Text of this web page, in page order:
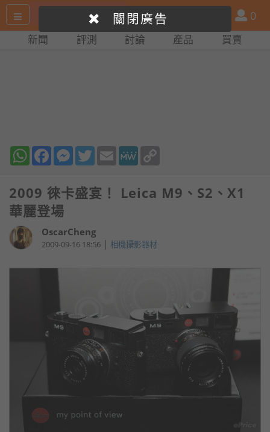
尋
產
品
比
會
員
0
新聞 評測 討論 產品 買賣
WhatsAppFacebookMessenger
TwitterEmail MeWe
2009 徠卡盛宴！ Leica M9、S2、X1
華麗登場
OscarCheng
2009-09-16 18:56 | 相機攝影器材
關閉廣告